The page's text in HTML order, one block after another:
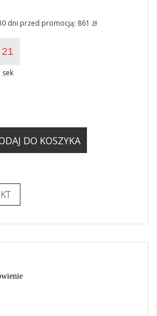
dni przed promocją: 861 zł
21
sek
DO KOSZYKA